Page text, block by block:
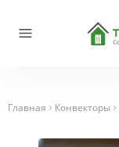
Главная Конвекторы